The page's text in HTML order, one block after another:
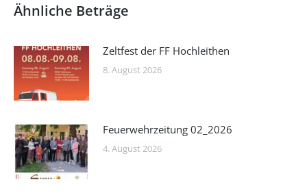
Ähnliche Beträge
Zeltfest der FF Hochleithen
8. August 2026
Feuerwehrzeitung 02_2026
4. August 2026